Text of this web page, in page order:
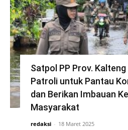
Satpol PP Prov.
Patroli untuk Pantau
dan Berikan Imbauan
Masyarakat
redaksi - 18 Maret 2025